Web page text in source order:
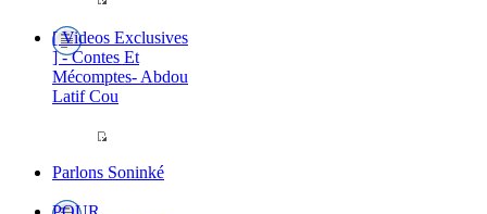
[ Videos Exclusives
] - Contes Et
Mécomptes- Abdou
Latif Cou
Parlons Soninké